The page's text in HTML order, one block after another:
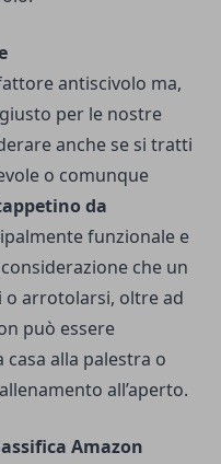
antiscivolo ma,
per le nostre
anche se si tratti
o comunque
da
funzionale e
che un
arrotolarsi, oltre ad
può essere
alla palestra o
all’aperto.
Amazon